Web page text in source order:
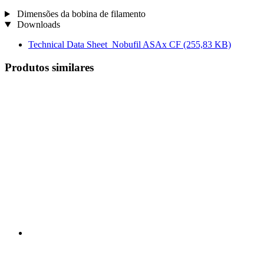
Dimensões da bobina de filamento
Downloads
Technical Data Sheet_Nobufil ASAx CF (255,83 KB)
Produtos similares